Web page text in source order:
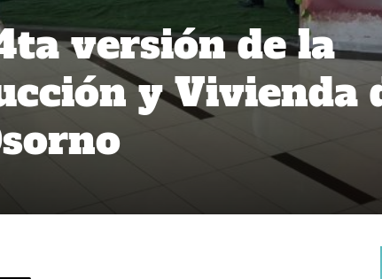
versión de la
y Vivienda